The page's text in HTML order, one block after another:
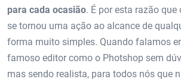
para cada ocasião. É por esta razão
se tornou uma ação ao alcance de
forma muito simples. Quando falamos
famoso editor como o Photshop sem
mas sendo realista, para todos nós que